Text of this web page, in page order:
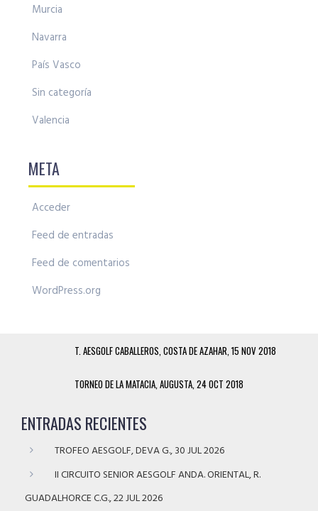
Murcia
Navarra
País Vasco
Sin categoría
Valencia
META
Acceder
Feed de entradas
Feed de comentarios
WordPress.org
T. AESGOLF CABALLEROS, COSTA DE AZAHAR, 15 NOV 2018
TORNEO DE LA MATACIA, AUGUSTA, 24 OCT 2018
ENTRADAS RECIENTES
TROFEO AESGOLF, DEVA G., 30 JUL 2026
II CIRCUITO SENIOR AESGOLF ANDA. ORIENTAL, R.
GUADALHORCE C.G., 22 JUL 2026